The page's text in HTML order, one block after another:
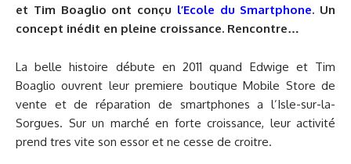
et Tim Boaglio ont conçu l’Ecole du Smartphone. Un
concept inédit en pleine croissance. Rencontre…
La belle histoire débute en 2011 quand Edwige et Tim
Boaglio ouvrent leur premiere boutique Mobile Store de
vente et de réparation de smartphones a l’Isle-sur-la-
Sorgues. Sur un marché en forte croissance, leur activité
prend tres vite son essor et ne cesse de croitre.